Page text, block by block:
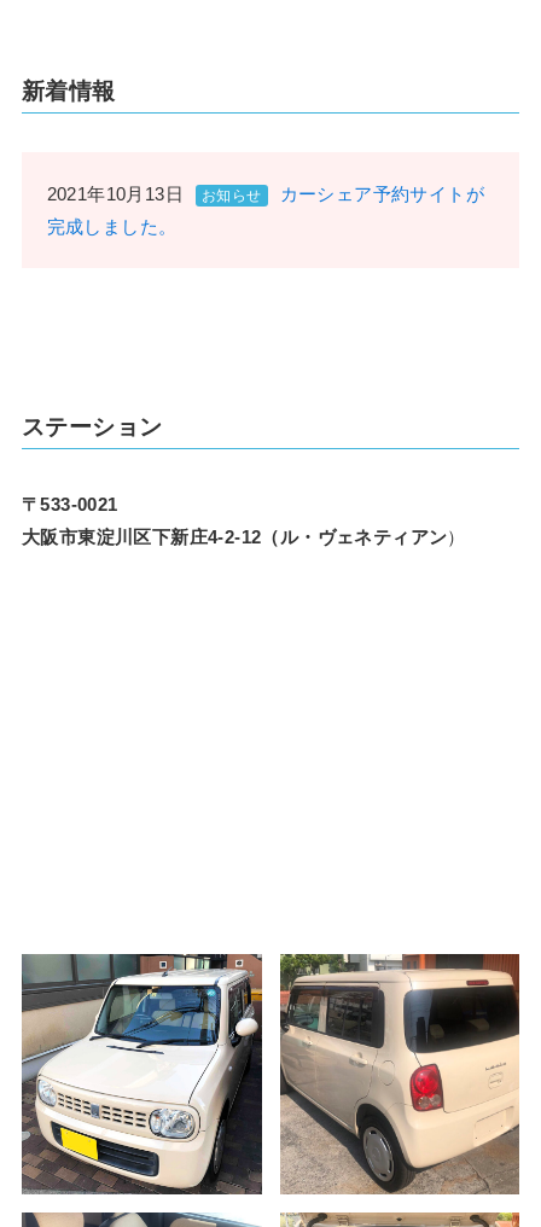
新着情報
2021年10月13日 お知らせ
カーシェア予約サイトが
完成しました。
ステーション
〒533-0021
大阪市東淀川区下新庄4-2-12（ル・ヴェネティアン）